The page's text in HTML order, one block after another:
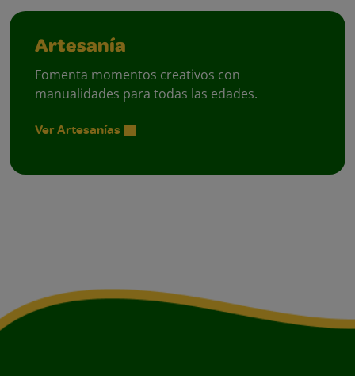
Artesanía
Fomenta momentos creativos con
manualidades para todas las edades.
Ver Artesanías